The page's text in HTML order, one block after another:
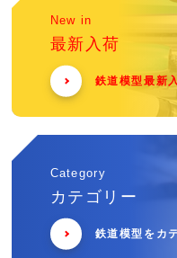
New in
最新入荷
鉄道模型最新
Category
カテゴリー
鉄道模型をカ